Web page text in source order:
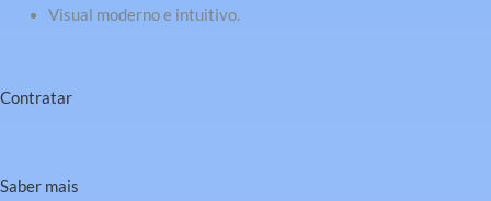
Visual moderno e intuitivo.
Contratar
Saber mais